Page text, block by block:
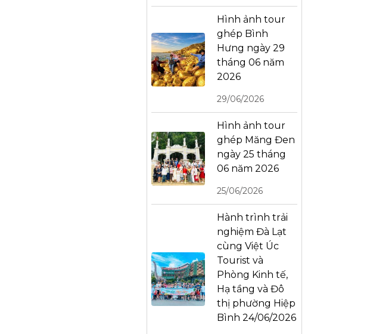
Hình ảnh tour
ghép Bình
Hưng ngày 29
tháng 06 năm
2026
29/06/2026
Hình ảnh tour
ghép Măng Đen
ngày 25 tháng
06 năm 2026
25/06/2026
Hành trình trải
nghiệm Đà Lạt
cùng Việt Úc
Tourist và
Phòng Kinh tế,
Hạ tầng và Đô
thị phường Hiệp
Bình 24/06/2026